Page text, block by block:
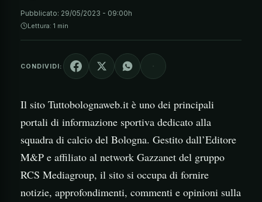
Pubblicato: 29/05/2023 - 09:00h
Lettura: 1 min
CONDIVIDI:
Il sito Tuttobolognaweb.it è uno dei principali
portali di informazione sportiva dedicato alla
squadra di calcio del Bologna. Gestito dall’Editore
M&P e affiliato al network Gazzanet del gruppo
RCS Mediagroup, il sito si occupa di fornire
notizie, approfondimenti, commenti e opinioni sulla